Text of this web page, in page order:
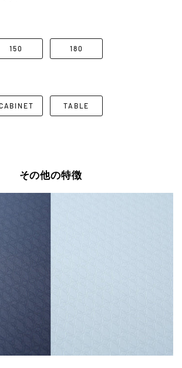
150 180
TABLE
その他の特徴